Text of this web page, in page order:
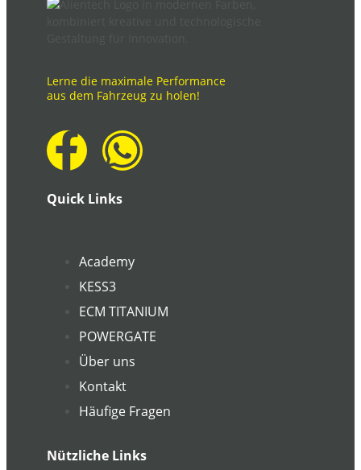
Lerne die maximale Performance
aus dem Fahrzeug zu holen!
Quick Links
Academy
KESS3
ECM TITANIUM
POWERGATE
Über uns
Kontakt
Häufige Fragen
Nützliche Links